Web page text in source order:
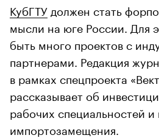
КубГТУ должен стать
мысли на юге России. Для
быть много проектов с
партнерами. Редакция
в рамках спецпроекта
рассказывает об
рабочих специальностей
импортозамещения.